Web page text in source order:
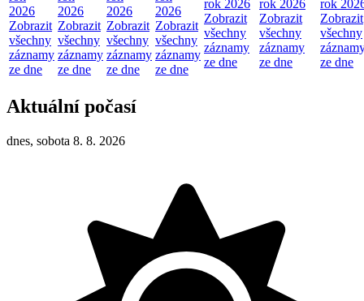
2026
Zobrazit
všechny
záznamy
ze dne
2026
Zobrazit
všechny
záznamy
ze dne
2026
Zobrazit
všechny
záznamy
ze dne
2026
Zobrazit
všechny
záznamy
ze dne
rok 2026
Zobrazit
všechny
záznamy
ze dne
rok 2026
Zobrazit
všechny
záznamy
ze dne
rok
Zobrazit
všechny
ze dne
Aktuální počasí
dnes, sobota 8. 8. 2026